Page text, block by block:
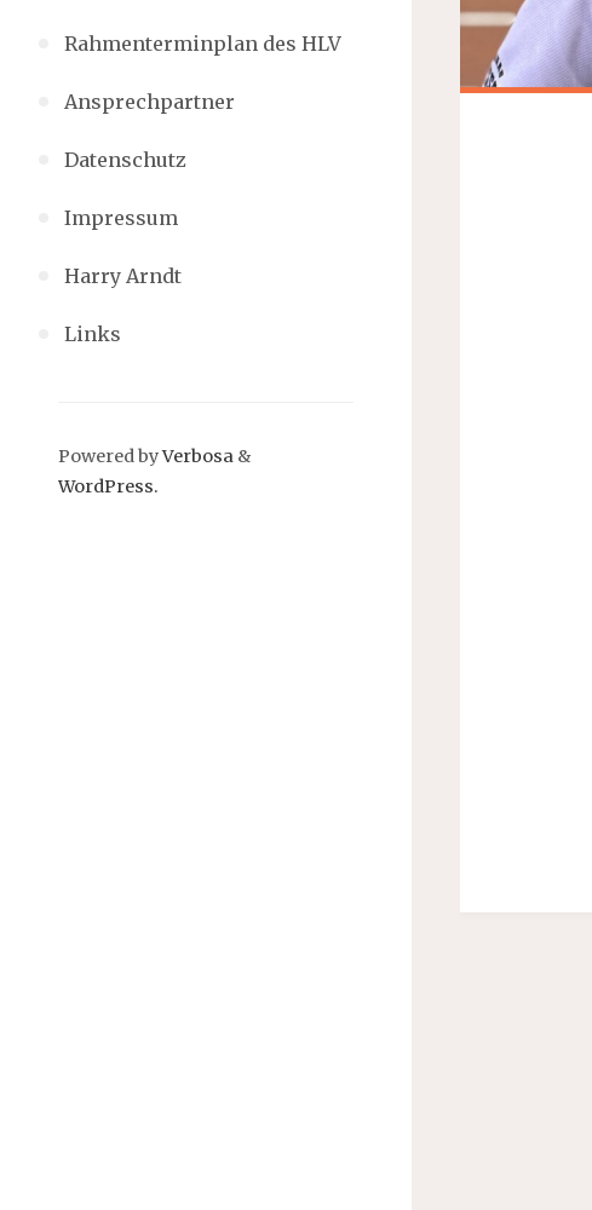
Rahmenterminplan des HLV
Ansprechpartner
Datenschutz
Impressum
Harry Arndt
Links
Powered byVerbosa &
WordPress.